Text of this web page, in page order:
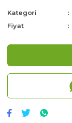
Kategori
Fiyat